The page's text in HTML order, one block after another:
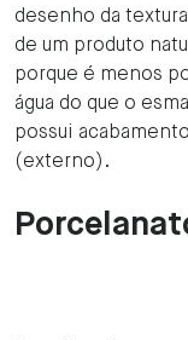
desenho da
de um produto
porque é menos
água do que o
possui
(externo).